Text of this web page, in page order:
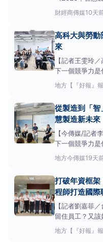
慧製造」與人工
全球前列。然而
價值創造，成為
自動化（
財經商傳媒10天
高科大與勞
來
【記者王雯玲
下一個競爭力是
而是能理解AI、
AI、智慧感測
育成為智慧製造
地方 【『好報』
從製造到「智
慧製造新未來
【今傳媒/記者
下一個競爭力是
而是能理解AI、
AI、智慧感測
育成為智慧製造
地方今傳媒19天
打破年資框架
程師打造國際
【記者劉嘉菲
留住員工？又
廠敏翔跳脫單純
管理框架，為
地方 【『好報』